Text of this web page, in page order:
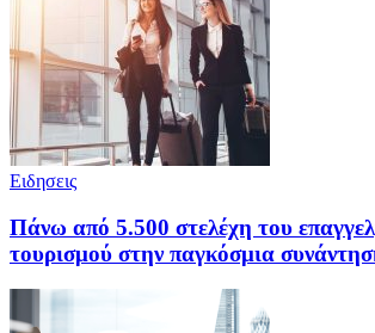
Ειδησεις
Πάνω από 5.500 στελέχη του
τουρισμού στην παγκόσμια